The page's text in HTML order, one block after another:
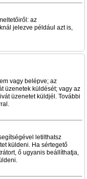
az
jelezve például azt is,
vagy belépve; az
üzenetek küldését; vagy az
üzenetet küldjél. További
letilthatsz
küldeni. Ha sértegető
ő ugyanis beállíthatja,